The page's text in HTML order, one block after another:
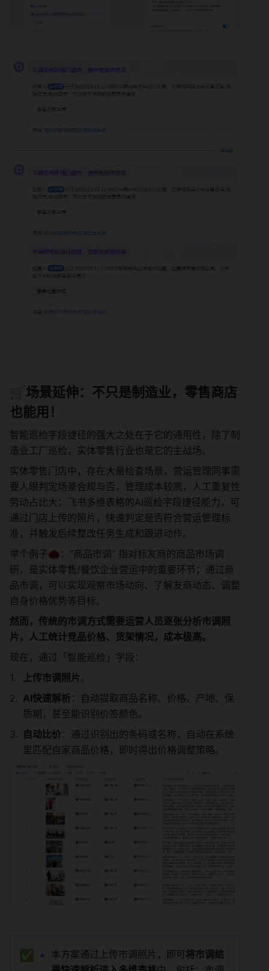
🛒场景延伸：不只是制造业，零售商店
也能用！
智能巡检字段捷径的强大之处在于它的通用性，除了制
造业工厂巡检，实体零售行业也是它的主战场。
实体零售门店中，存在大量检查场景，营运管理同事需
要人眼判定场景合规与否，管理成本较高，人工重复性
劳动占比大；飞书多维表格的AI巡检字段捷径能力，可
通过门店上传的照片，快速判定是否符合营运管理标
准，并触发后续整改任务生成和跟进动作。
举个例子🌰：“商品市调” 指对标友商的商品市场调
研，是实体零售/餐饮企业营运中的重要环节；通过商
品市调，可以实现观察市场动向、了解友商动态、调整
自身价格优势等目标。
然而，传统的市调方式需要运营人员逐张分析市调照
片，人工统计竞品价格、货架情况，成本极高。
现在，通过「智能巡检」字段：
上传市调照片。
AI快速解析：自动提取商品名称、价格、产地、保
质期，甚至能识别价签颜色。
自动比价：通过识别出的条码或名称，自动在系统
里匹配自家商品价格，即时得出价格调整策略。
✅ 本方案通过上传市调照片，即可将市调结